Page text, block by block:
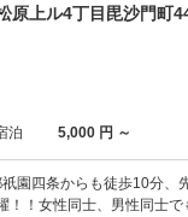
原上ル4丁目毘沙門町
泊 5,000 円 ～
園四条からも徒歩10分、
！女性同士、男性同士で